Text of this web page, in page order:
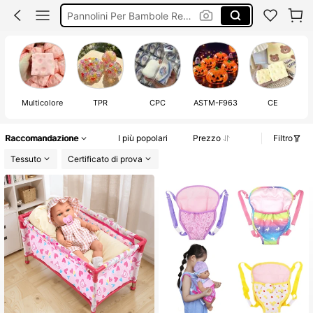
Accessori Per Bambole
Bambole
Multicolore TPR CPC ASTM-F963 CE
Raccomandazione I più popolari Prezzo
Filtro
Tessuto
Certificato di prova